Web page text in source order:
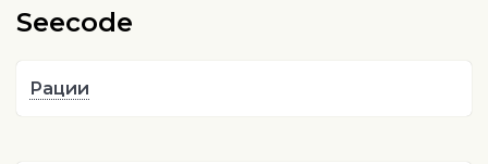
Seecode
Рации